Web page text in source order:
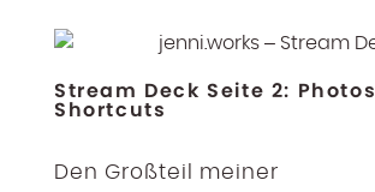
Stream Deck Seite 2:
Shortcuts
Den Großteil meiner